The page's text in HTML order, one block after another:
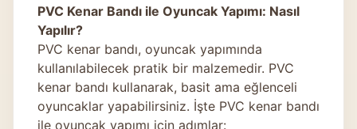
PVC Kenar Bandı ile Oyuncak Yapımı: Nasıl
Yapılır?
PVC kenar bandı, oyuncak yapımında
kullanılabilecek pratik bir malzemedir. PVC
kenar bandı kullanarak, basit ama eğlenceli
oyuncaklar yapabilirsiniz. İşte PVC kenar bandı
ile oyuncak yapımı için adımlar: